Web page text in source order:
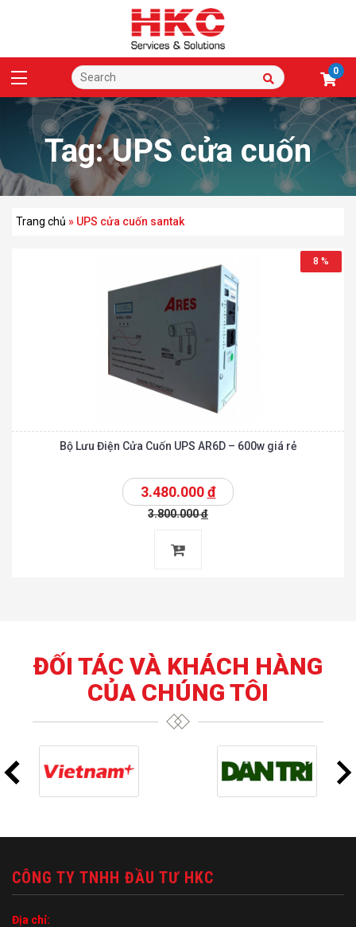
0
Tag:UPS cửa cuốn
santak
Trang chủ » UPS cửa cuốn santak
8 %
Bộ Lưu Điện Cửa Cuốn UPS AR6D – 600w giá rẻ
3.480.000đ
3.800.000đ
ĐỐI TÁC VÀ KHÁCH HÀNG
CỦA CHÚNG TÔI
CÔNG TY TNHH ĐẦU TƯ HKC
Địa chỉ: